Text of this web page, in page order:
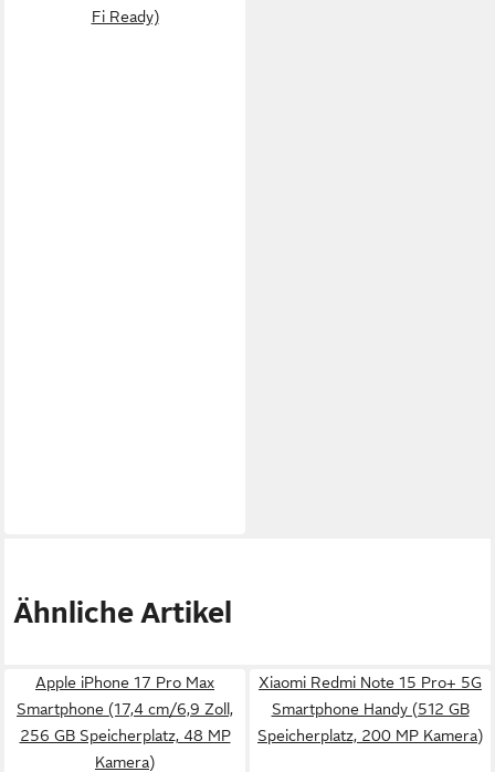
Fi Ready)
Ähnliche Artikel
Apple iPhone 17 Pro Max
Smartphone (17,4 cm/6,9 Zoll,
256 GB Speicherplatz, 48 MP
Kamera)
Xiaomi Redmi Note 15 Pro+ 5G
Smartphone Handy (512 GB
Speicherplatz, 200 MP Kamera)